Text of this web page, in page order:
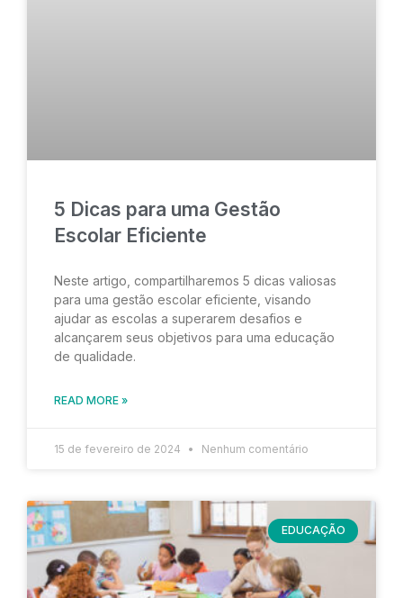
5 Dicas para uma Gestão
Escolar Eficiente
Neste artigo, compartilharemos 5 dicas valiosas
para uma gestão escolar eficiente, visando
ajudar as escolas a superarem desafios e
alcançarem seus objetivos para uma educação
de qualidade.
READ MORE »
15 de fevereiro de 2024 Nenhum comentário
EDUCAÇÃO